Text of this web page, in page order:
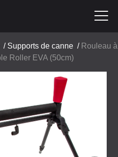
/ Supports de canne / Rouleau à
Roller EVA (50cm)